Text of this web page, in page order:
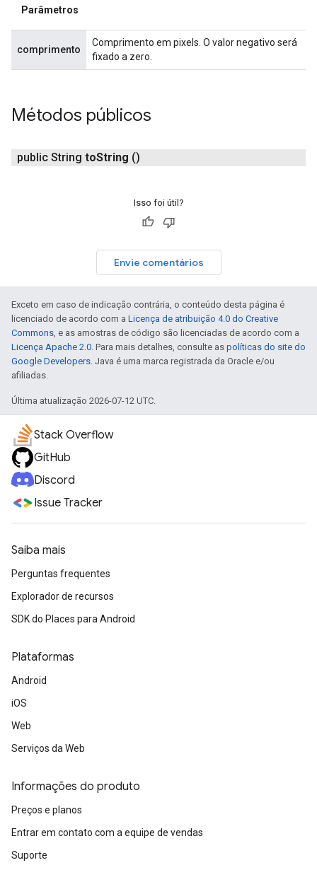
Parâmetros
comprimento
Comprimento em pixels. O valor negativo será
fixado a zero.
Métodos públicos
public String toString ()
Isso foi útil?
Envie comentários
Exceto em caso de indicação contrária, o conteúdo desta página é
licenciado de acordo com a Licença de atribuição 4.0 do Creative
Commons, e as amostras de código são licenciadas de acordo com a
Licença Apache 2.0. Para mais detalhes, consulte as políticas do site do
Google Developers. Java é uma marca registrada da Oracle e/ou
afiliadas.
Última atualização 2026-07-12 UTC.
Stack Overflow
GitHub
Discord
Issue Tracker
Saiba mais
Perguntas frequentes
Explorador de recursos
SDK do Places para Android
Plataformas
Android
iOS
Web
Serviços da Web
Informações do produto
Preços e planos
Entrar em contato com a equipe de vendas
Suporte